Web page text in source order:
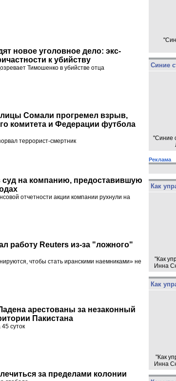
новое уголовное дело: экс-
к убийству
Тимошенко в убийстве отца
Сомали прогремел взрыв,
комитета и Федерации футбола
террорист-смертник
на компанию, предоставившую
отчетности акции компании рухнули на
работу Reuters из-за "ложного"
чтобы стать иранскими наемниками» не
арестованы за незаконный
Пакистана
суток
за пределами колонии
Синие
"Синие
Реклама
Как
"Как
Инна
Как
"Как
Инна